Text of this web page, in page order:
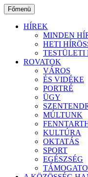
Ugrás
a
tartalomhoz
Főmenü
HÍREK
MINDEN
HETI
TESTÜLETI
ROVATOK
VÁROS
ÉS VIDÉKE
PORTRÉ
ÜGY
MÚLTUNK
KULTÚRA
OKTATÁS
SPORT
EGÉSZSÉG